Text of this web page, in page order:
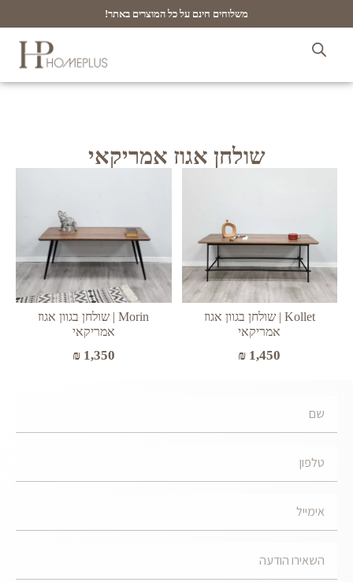
משלוחים חינם על כל המוצרים באתר!
שולחן אגוז אמריקאי
Kollet | שולחן בגוון אגוז
אמריקאי
₪ 1,450
Morin | שולחן בגוון אגוז
אמריקאי
₪1,350